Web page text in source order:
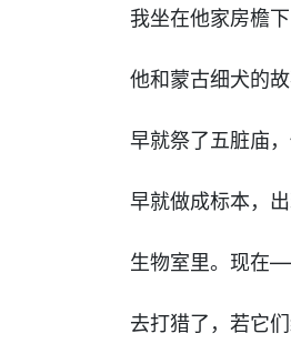
我坐在他家房檐
他和蒙古细犬的
早就祭了五脏庙
早就做成标本，
生物室里。现
去打猎了，若它